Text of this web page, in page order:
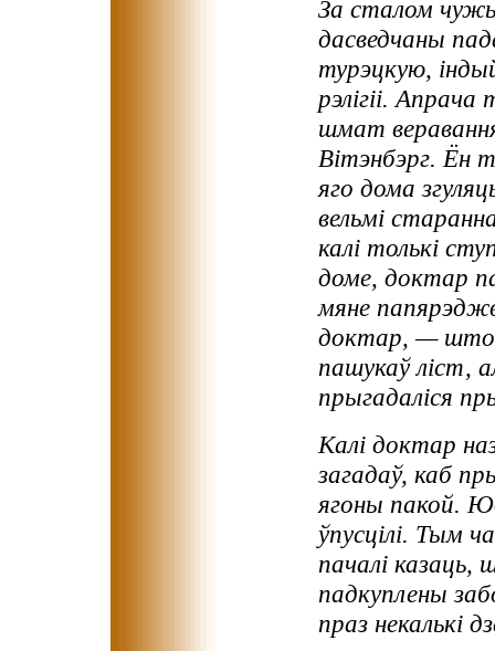
За сталом
дасведчаны
турэцкую,
рэлігіі.
шмат
Вітэнбэрг. Ён
яго дома
вельмі
калі толькі
доме, доктар
мяне
доктар, — што
пашукаў ліст,
прыгадаліся
Калі доктар
загадаў, каб
ягоны пакой.
ўпусцілі. Тым
пачалі
падкуплены
праз некалькі